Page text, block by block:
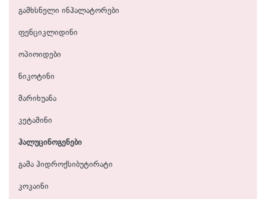
გამხსნელი ინჰალატორები
ფენციკლიდინი
ოპიოიდები
ნიკოტინი
მარიხუანა
კეტამინი
ჰალუცინოგენები
გამა ჰიდროქსიბუტირატი
კოკაინი